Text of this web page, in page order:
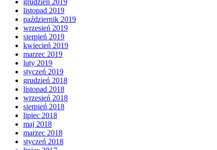
grudzień 2019
listopad 2019
październik 2019
wrzesień 2019
sierpień 2019
kwiecień 2019
marzec 2019
luty 2019
styczeń 2019
grudzień 2018
listopad 2018
wrzesień 2018
sierpień 2018
lipiec 2018
maj 2018
marzec 2018
styczeń 2018